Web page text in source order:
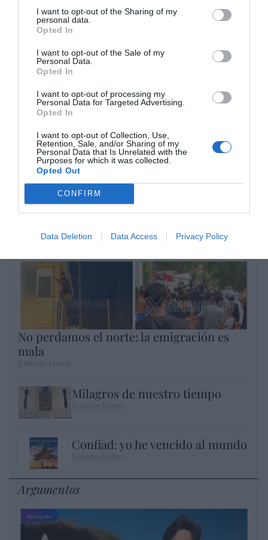
I want to opt-out of the Sharing of my
personal data.
Opted In
I want to opt-out of the Sale of my
Personal Data.
Opted In
I want to opt-out of processing my
Personal Data for Targeted Advertising.
Opted In
I want to opt-out of Collection, Use,
Retention, Sale, and/or Sharing of my
Personal Data that Is Unrelated with the
Purposes for which it was collected.
Opted Out
CONFIRM
Data Deletion Data Access Privacy Policy
Diario de la corrupción sanchista. Bolaños
se reunió en el año 2025 hasta seis veces
con Zapatero, mientras se desarrollaba la
investigación judicial sobre la aerolínea
Plus Ultra
Artículos anteriores
Opinión
Enormes minucias
por Eulogio López
No perdamos el norte: la emigración es
mala
Milagros de nuestro tiempo
Confiad: yo he vencido al mundo
Argumentos